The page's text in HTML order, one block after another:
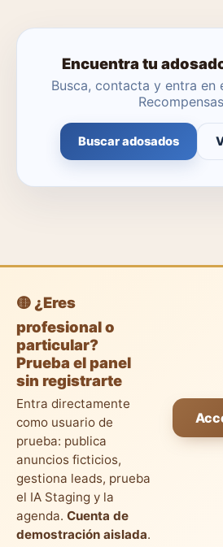
Encuentra tu
Busca, contacta y entra en
Buscar adosados
🟡 ¿Eres
profesional o
particular?
Prueba el panel
sin registrarte
Entra directamente
como usuario de
prueba: publica
anuncios ficticios,
gestiona leads, prueba
el IA Staging y la
agenda. Cuenta de
demostración aislada.